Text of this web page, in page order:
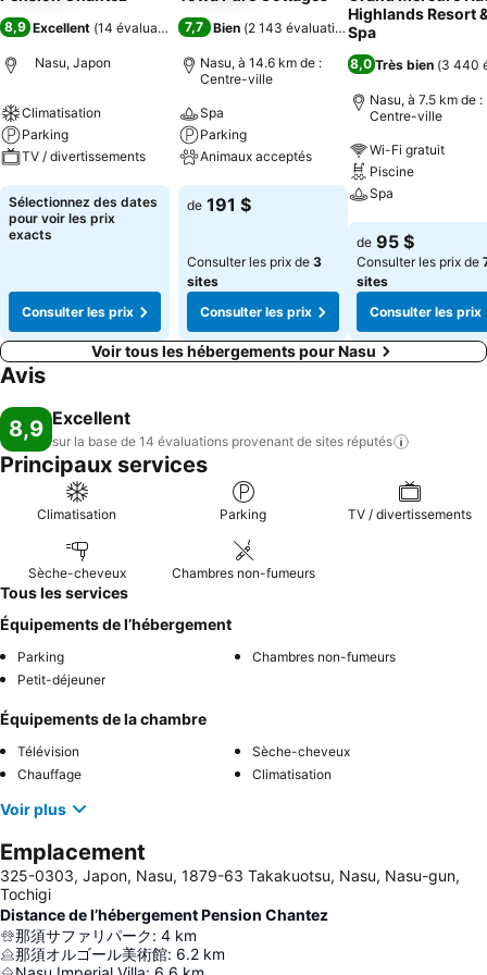
8,9 Excellent (14 évaluations)
Nasu, Japon
Climatisation
Parking
TV / divertissements
Consulter les prix
Sélectionnez des dates
pour voir les prix
exacts
Consulter les prix
7,7 Bien (2 143 évaluations)
Nasu, à 14.6 km de :
Centre-ville
Spa
Parking
Animaux acceptés
Consulter les prix
de 191 $
Consulter les prix de 3
sites
Consulter les prix
Highlands Resort
Spa
8,0 Très bien (3 440
Nasu, à 7.5 km de :
Centre-ville
Wi-Fi gratuit
Piscine
Spa
Consulter les
de 95 $
Consulter les prix de
sites
Consulter les prix
Voir tous les hébergements pour Nasu
Avis
8,9 Excellent
sur la base de 14 évaluations provenant de sites réputés
Principaux services
Climatisation Parking TV / divertissements
Sèche-cheveux Chambres non-fumeurs
Tous les services
Équipements de l’hébergement
Parking
Chambres non-fumeurs
Petit-déjeuner
Équipements de la chambre
Télévision
Sèche-cheveux
Chauffage
Climatisation
Voir plus
Emplacement
325-0303, Japon, Nasu, 1879-63 Takakuotsu, Nasu, Nasu-gun,
Tochigi
Distance de l’hébergement Pension Chantez
那須サファリパーク: 4 km
那須オルゴール美術館: 6.2 km